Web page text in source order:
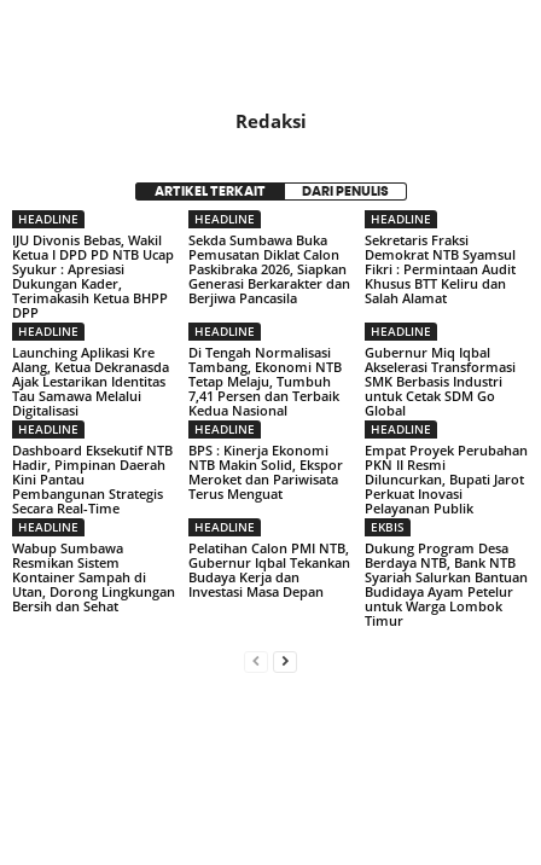
Redaksi
ARTIKEL TERKAIT DARI PENULIS
HEADLINE
IJU Divonis Bebas, Wakil
Ketua I DPD PD NTB Ucap
Syukur : Apresiasi
Dukungan Kader,
Terimakasih Ketua BHPP
DPP
HEADLINE
Sekda Sumbawa Buka
Pemusatan Diklat Calon
Paskibraka 2026, Siapkan
Generasi Berkarakter dan
Berjiwa Pancasila
HEADLINE
Sekretaris Fraksi
Demokrat NTB Syamsul
Fikri : Permintaan Audit
Khusus BTT Keliru dan
Salah Alamat
HEADLINE
Launching Aplikasi Kre
Alang, Ketua Dekranasda
Ajak Lestarikan Identitas
Tau Samawa Melalui
Digitalisasi
HEADLINE
Di Tengah Normalisasi
Tambang, Ekonomi NTB
Tetap Melaju, Tumbuh
7,41 Persen dan Terbaik
Kedua Nasional
HEADLINE
Gubernur Miq Iqbal
Akselerasi Transformasi
SMK Berbasis Industri
untuk Cetak SDM Go
Global
HEADLINE
Dashboard Eksekutif NTB
Hadir, Pimpinan Daerah
Kini Pantau
Pembangunan Strategis
Secara Real-Time
HEADLINE
BPS : Kinerja Ekonomi
NTB Makin Solid, Ekspor
Meroket dan Pariwisata
Terus Menguat
HEADLINE
Empat Proyek Perubahan
PKN II Resmi
Diluncurkan, Bupati Jarot
Perkuat Inovasi
Pelayanan Publik
HEADLINE
Wabup Sumbawa
Resmikan Sistem
Kontainer Sampah di
Utan, Dorong Lingkungan
Bersih dan Sehat
HEADLINE
Pelatihan Calon PMI NTB,
Gubernur Iqbal Tekankan
Budaya Kerja dan
Investasi Masa Depan
EKBIS
Dukung Program Desa
Berdaya NTB, Bank NTB
Syariah Salurkan Bantuan
Budidaya Ayam Petelur
untuk Warga Lombok
Timur